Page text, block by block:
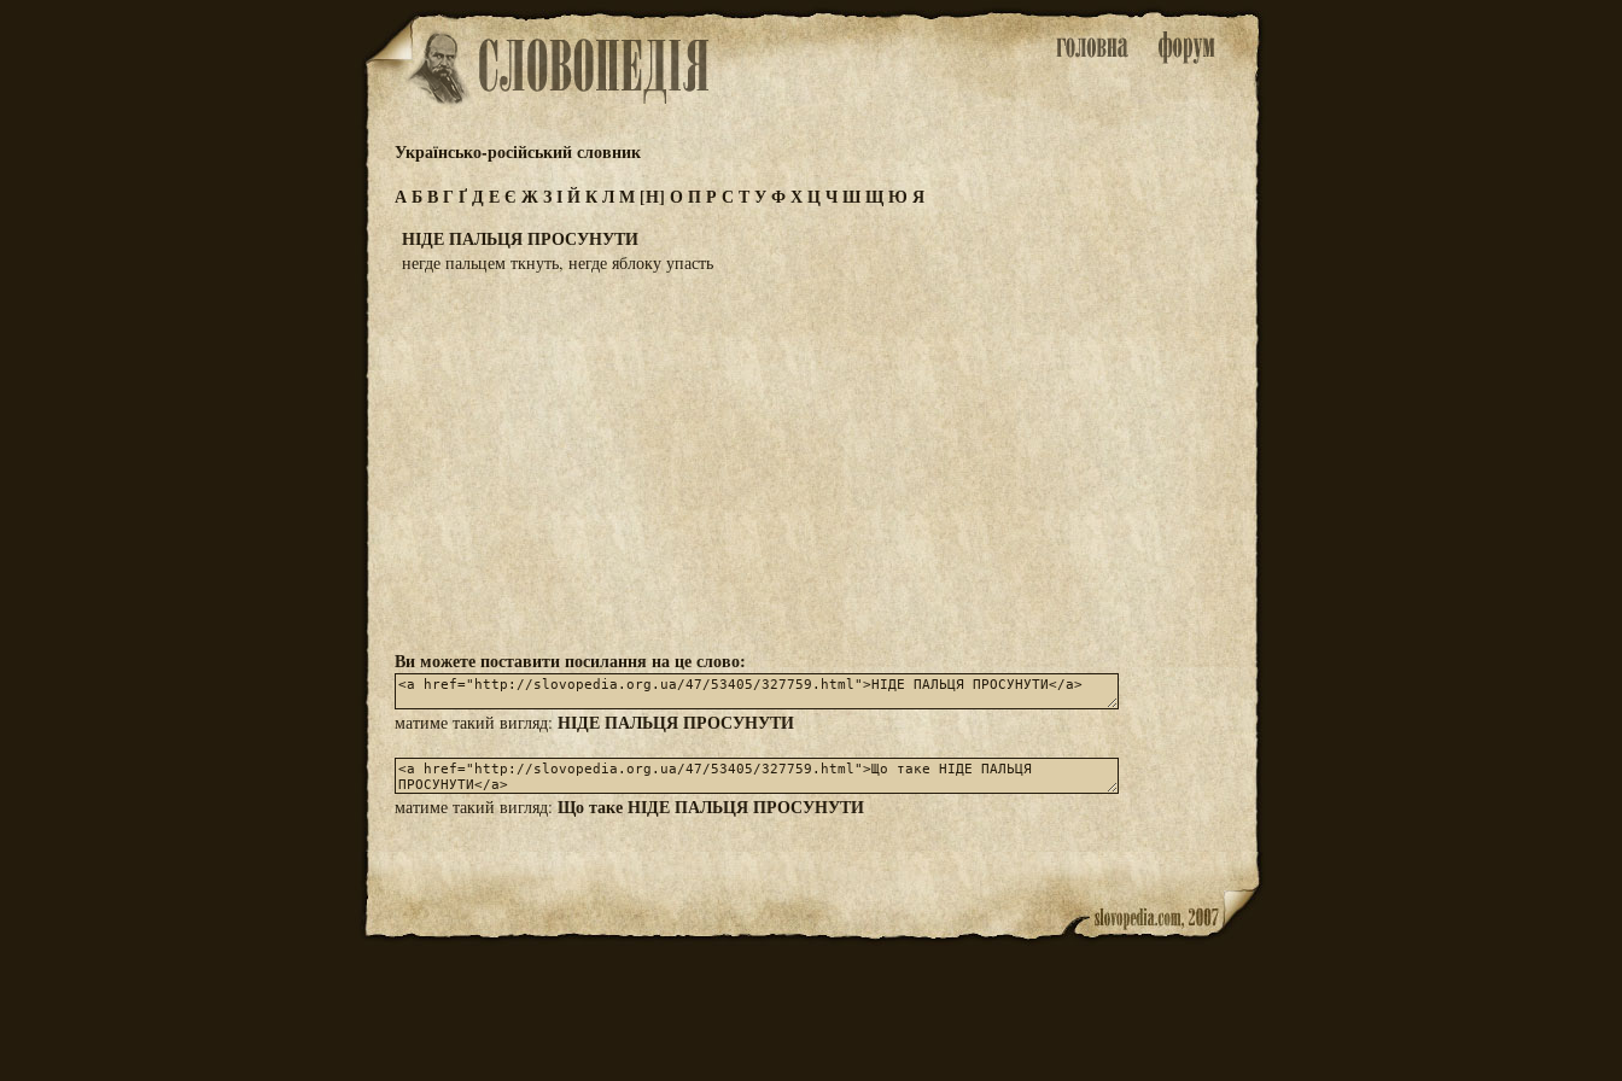
Українсько-російський словник
АБВГҐДЕЄ ЖЗІЙКЛМ [Н] ОПРС ТУФХЦЧШЩЮ Я
НІДЕ ПАЛЬЦЯ ПРОСУНУТИ
негде пальцем ткнуть, негде яблоку упасть
Ви можете поставити посилання на це слово:
матиме такий вигляд: НІДЕ ПАЛЬЦЯ ПРОСУНУТИ
матиме такий вигляд:Що таке НІДЕ ПАЛЬЦЯ ПРОСУНУТИ